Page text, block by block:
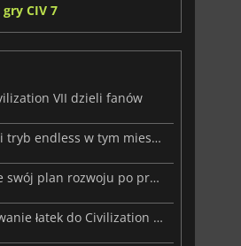
gry CIV 7
VII dzieli fanów
Civilization VII wprowadzi tryb endless w tym miesiącu
Civilization VII aktualizuje swój plan rozwoju po premierze
Firaxis rozpoczyna wydawanie łatek do Civilization VII